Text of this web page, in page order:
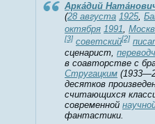
Арка́дий
(28 августа 1925,
октября 1991,
[3] советский[2]
сценарист,
в соавторстве с
Стругацким
десятков
считающихся
современной
фантастики.